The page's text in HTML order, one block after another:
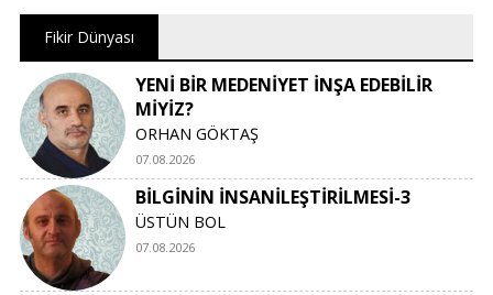
Fikir Dünyası
YENİ BİR MEDENİYET İNŞA EDEBİLİR
MİYİZ?
ORHAN GÖKTAŞ
07.08.2026
BİLGİNİN İNSANİLEŞTİRİLMESİ-3
ÜSTÜN BOL
07.08.2026